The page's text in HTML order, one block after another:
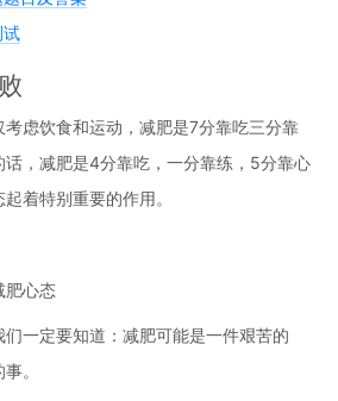
试
虑饮食和运动，减肥是7分靠吃三分靠
，减肥是4分靠吃，一分靠练，5分靠心
着特别重要的作用。
肥心态
一定要知道：减肥可能是一件艰苦的
。